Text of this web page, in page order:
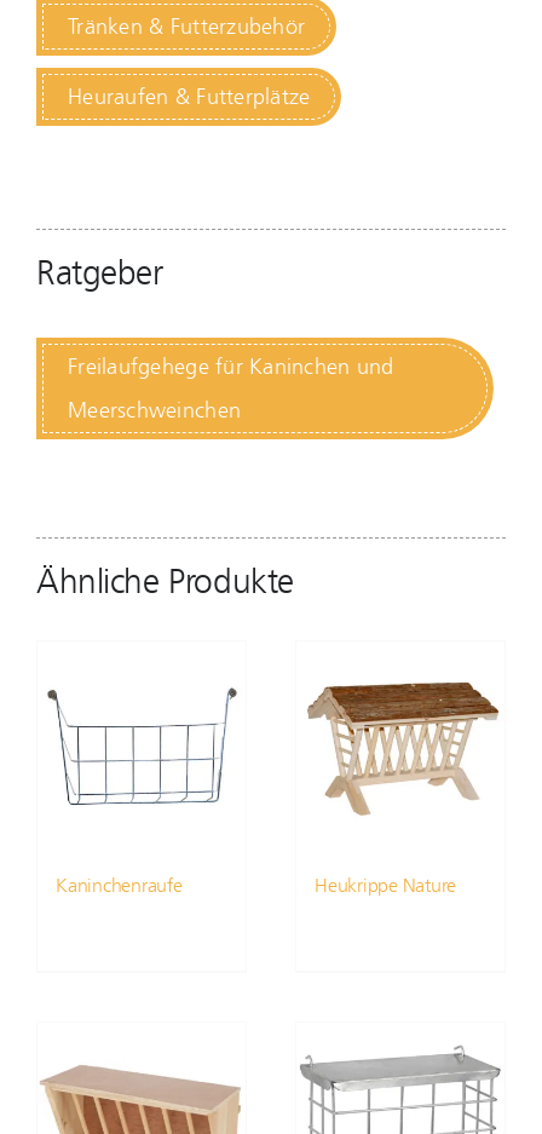
Tränken & Futterzubehör
Heuraufen & Futterplätze
Ratgeber
Freilaufgehege für Kaninchen und
Meerschweinchen
Ähnliche Produkte
Kaninchenraufe Heukrippe Nature